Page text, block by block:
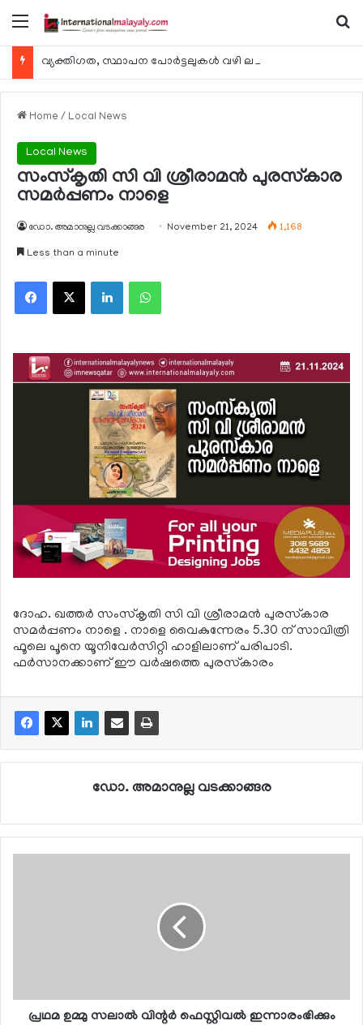
Menu
Home / Local News
Local News
സംസ്‌കൃതി സി വി ശ്രീരാമന്‍ പുരസ്‌കാര
സമര്‍പ്പണം നാളെ
ഡോ. അമാനുല്ല വടക്കാങ്ങര November 21, 2024 1,168
Less than a minute
Facebook
X LinkedInWhatsApp
ദോഹ. ഖത്തര്‍ സംസ്‌കൃതി സി വി ശ്രീരാമന്‍ പുരസ്‌കാര
സമര്‍പ്പണം നാളെ . നാളെ വൈകുന്നേരം 5.30 ന് സാവിത്രി
ഫൂലെ പൂനെ യൂനിവേര്‍സിറ്റി ഹാളിലാണ് പരിപാടി.
ഫര്‍സാനക്കാണ് ഈ വര്‍ഷത്തെ പുരസ്‌കാരം
ഡോ. അമാനുല്ല വടക്കാങ്ങര
പ്രഥമ ഉമ്മു സലാല്‍ വിന്റര്‍ ഫെസ്റ്റിവല്‍ ഇന്നാരംഭിക്കും